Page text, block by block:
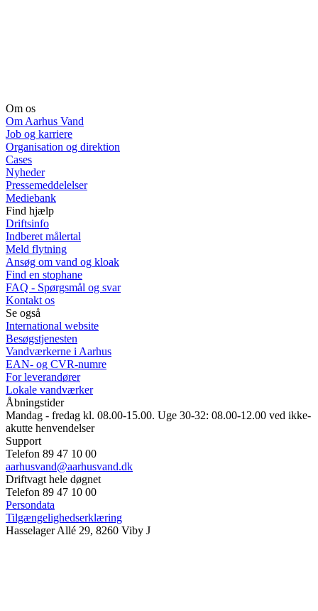
Om os
Om Aarhus Vand
Job og karriere
Organisation og direktion
Cases
Nyheder
Pressemeddelelser
Mediebank
Find hjælp
Driftsinfo
Indberet målertal
Meld flytning
Ansøg om vand og kloak
Find en stophane
FAQ - Spørgsmål og svar
Kontakt os
Se også
International website
Besøgstjenesten
Vandværkerne i Aarhus
EAN- og CVR-numre
For leverandører
Lokale vandværker
Åbningstider
Mandag - fredag kl. 08.00-15.00. Uge 30-32: 08.00-12.00 ved ikke-
akutte henvendelser
Support
Telefon 89 47 10 00
aarhusvand@aarhusvand.dk
Driftvagt hele døgnet
Telefon 89 47 10 00
Persondata
Tilgængelighedserklæring
Hasselager Allé 29, 8260 Viby J